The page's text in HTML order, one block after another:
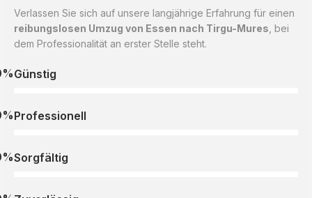
Verlassen Sie sich auf unsere langjährige Erfahrung für einen
reibungslosen Umzug von Essen nach Tirgu-Mures , bei
dem Professionalität an erster Stelle steht.
Günstig
Professionell
Sorgfältig